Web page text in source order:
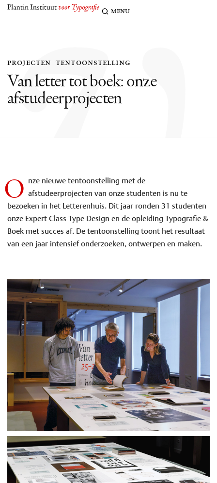
menu
projecten tentoonstelling
Van letter tot boek: onze
afstudeerprojecten
O nze nieuwe tentoonstelling met de
afstudeerprojecten van onze studenten is nu te
bezoeken in het Letterenhuis. Dit jaar ronden 31 studenten
onze Expert Class Type Design en de opleiding Typografie &
Boek met succes af. De tentoonstelling toont het resultaat
van een jaar intensief onderzoeken, ontwerpen en maken.